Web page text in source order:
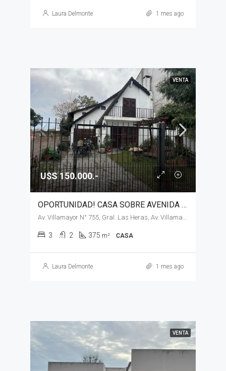
Laura Delmonte 1 mes ago
VENTA
U$S 150.000.-
OPORTUNIDAD! CASA SOBRE AVENIDA PRINCIPAL EN VENTA, GENERAL LAS HERAS
3 2 375 m² CASA
Laura Delmonte 1 mes ago
VENTA